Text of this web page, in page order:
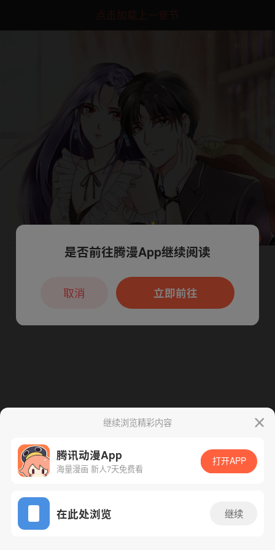
点击加载上一章节
App免费看
腾漫App免费看
继续浏览精彩内容
腾讯动漫App
海量漫画 新人7天免费看
打开APP
在此处浏览 继续
本章节仅支持App阅读，可打开App新用
户7天免费看
是否前往腾漫App继续阅读
立即前往
取消